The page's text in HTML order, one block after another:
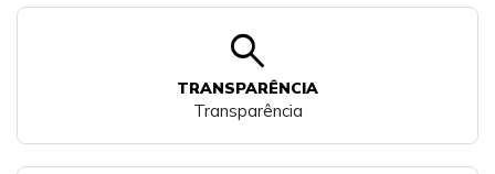
search
TRANSPARÊNCIA
Transparência